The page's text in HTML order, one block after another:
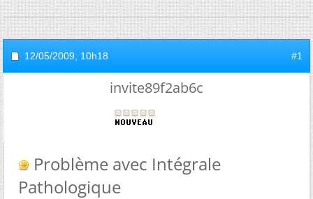
12/05/2009, 10h18 #1
invite89f2ab6c
Problème avec Intégrale
Pathologique